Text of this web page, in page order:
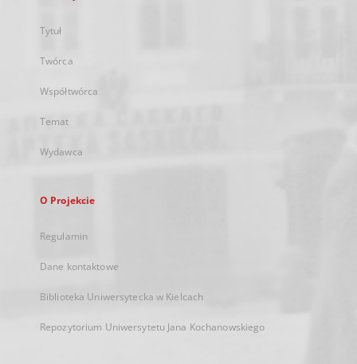
Tytuł
Twórca
Współtwórca
Temat
Wydawca
O Projekcie
Regulamin
Dane kontaktowe
Biblioteka Uniwersytecka w Kielcach
Repozytorium Uniwersytetu Jana Kochanowskiego